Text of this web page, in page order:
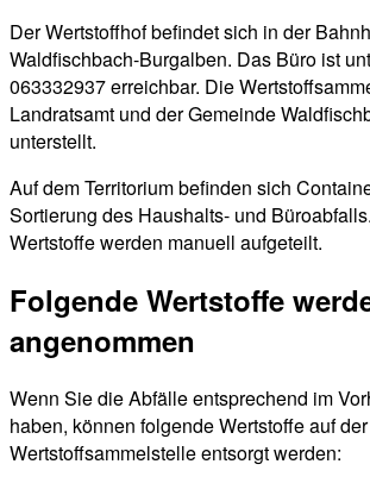
Der Wertstoffhof befindet sich in der
Waldfischbach-Burgalben. Das Büro ist
063332937 erreichbar. Die
Landratsamt und der Gemeinde
unterstellt.
Auf dem Territorium befinden sich
Sortierung des Haushalts- und
Wertstoffe werden manuell aufgeteilt.
Folgende Wertstoffe
angenommen
Wenn Sie die Abfälle entsprechend im
haben, können folgende Wertstoffe auf der
Wertstoffsammelstelle entsorgt werden: